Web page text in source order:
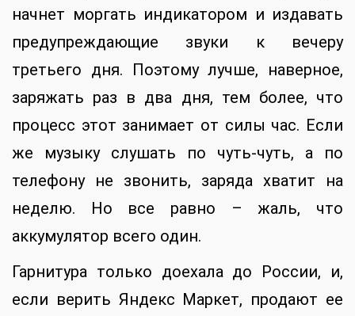
начнет моргать индикатором и издавать
предупреждающие звуки к вечеру
третьего дня. Поэтому лучше, наверное,
заряжать раз в два дня, тем более, что
процесс этот занимает от силы час. Если
же музыку слушать по чуть-чуть, а по
телефону не звонить, заряда хватит на
неделю. Но все равно – жаль, что
аккумулятор всего один.
Гарнитура только доехала до России, и,
если верить Яндекс Маркет, продают ее